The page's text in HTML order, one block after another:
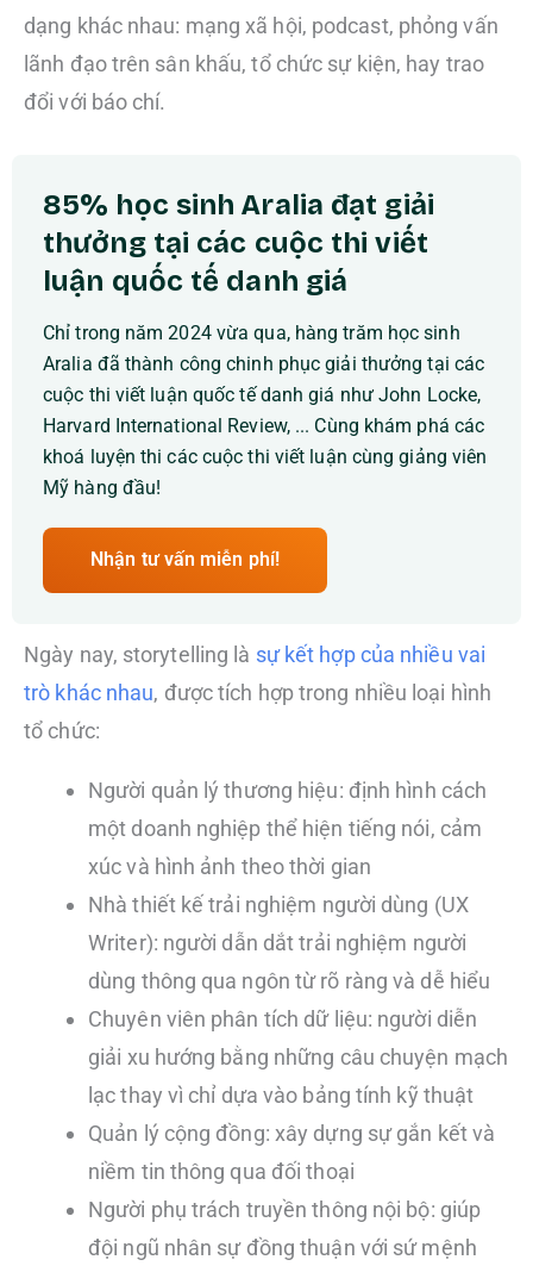
dạng khác nhau: mạng xã hội, podcast, phỏng vấn
lãnh đạo trên sân khấu, tổ chức sự kiện, hay trao
đổi với báo chí.
85% học sinh Aralia đạt giải
thưởng tại các cuộc thi viết
luận quốc tế danh giá
Chỉ trong năm 2024 vừa qua, hàng trăm học sinh
Aralia đã thành công chinh phục giải thưởng tại các
cuộc thi viết luận quốc tế danh giá như John Locke,
Harvard International Review, ... Cùng khám phá các
khoá luyện thi các cuộc thi viết luận cùng giảng viên
Mỹ hàng đầu!
Nhận tư vấn miễn phí!
Ngày nay, storytelling là sự kết hợp của nhiều vai
trò khác nhau, được tích hợp trong nhiều loại hình
tổ chức:
Người quản lý thương hiệu: định hình cách
một doanh nghiệp thể hiện tiếng nói, cảm
xúc và hình ảnh theo thời gian
Nhà thiết kế trải nghiệm người dùng (UX
Writer): người dẫn dắt trải nghiệm người
dùng thông qua ngôn từ rõ ràng và dễ hiểu
Chuyên viên phân tích dữ liệu: người diễn
giải xu hướng bằng những câu chuyện mạch
lạc thay vì chỉ dựa vào bảng tính kỹ thuật
Quản lý cộng đồng: xây dựng sự gắn kết và
niềm tin thông qua đối thoại
Người phụ trách truyền thông nội bộ: giúp
đội ngũ nhân sự đồng thuận với sứ mệnh